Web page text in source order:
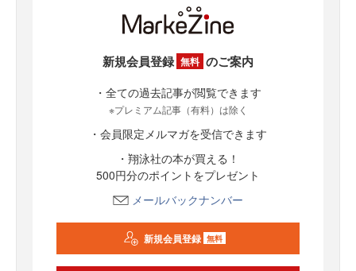
新規会員登録 無料 のご案内
・全ての過去記事が閲覧できます
※プレミアム記事（有料）は除く
・会員限定メルマガを受信できます
・翔泳社の本が買える！
500円分のポイントをプレゼント
メールバックナンバー
新規会員登録 無料